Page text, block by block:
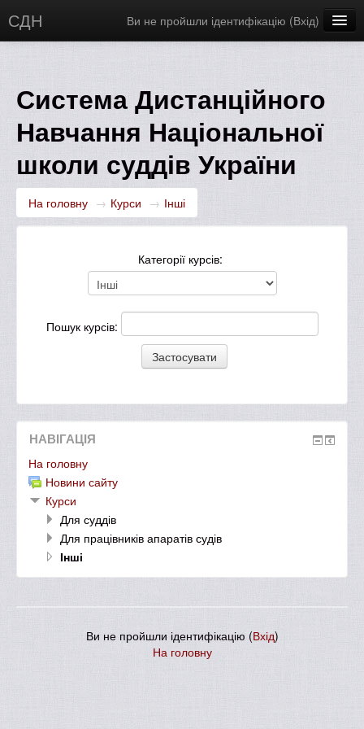
СДН Ви не пройшли ідентифікацію (Вхід)
Система Дистанційного
Навчання Національної
школи суддів України
На головну → Курси → Інші
Категорії курсів:
Пошук курсів:
НАВІГАЦІЯ
На головну
Новини сайту
Курси
Для суддів
Для працівників апаратів судів
Інші
Ви не пройшли ідентифікацію (Вхід)
На головну